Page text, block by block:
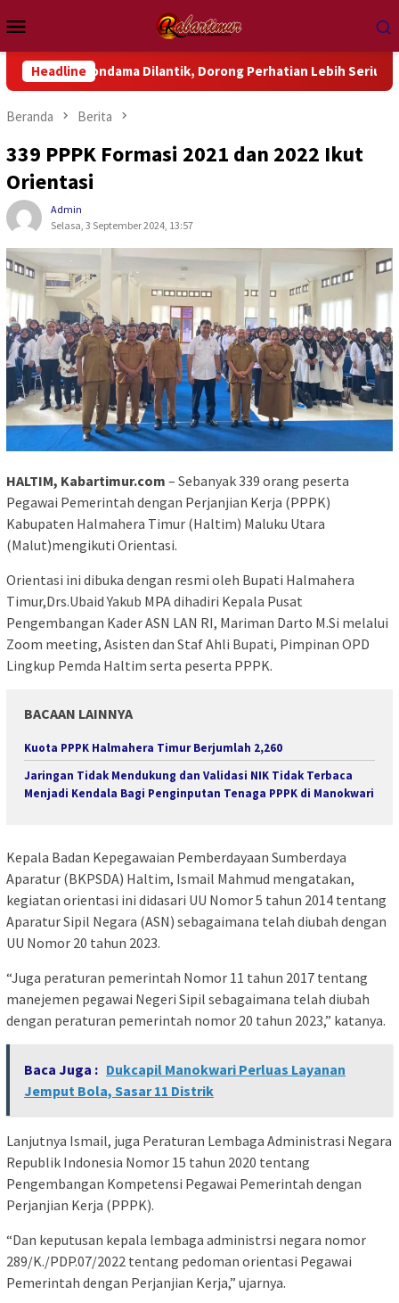
ke
kontenMobile
Headline
Wondama Dilantik, Dorong Perhatian Lebih Serius Terhadap Isu
Beranda Berita
339 PPPK Formasi 2021 dan 2022 Ikut
Orientasi
Admin
Selasa, 3 September 2024, 13:57
HALTIM, Kabartimur.com – Sebanyak 339 orang peserta
Pegawai Pemerintah dengan Perjanjian Kerja (PPPK)
Kabupaten Halmahera Timur (Haltim) Maluku Utara
(Malut)mengikuti Orientasi.
Orientasi ini dibuka dengan resmi oleh Bupati Halmahera
Timur,Drs.Ubaid Yakub MPA dihadiri Kepala Pusat
Pengembangan Kader ASN LAN RI, Mariman Darto M.Si melalui
Zoom meeting, Asisten dan Staf Ahli Bupati, Pimpinan OPD
Lingkup Pemda Haltim serta peserta PPPK.
BACAAN LAINNYA
Kuota PPPK Halmahera Timur Berjumlah 2,260
Jaringan Tidak Mendukung dan Validasi NIK Tidak Terbaca
Menjadi Kendala Bagi Penginputan Tenaga PPPK di Manokwari
Kepala Badan Kepegawaian Pemberdayaan Sumberdaya
Aparatur (BKPSDA) Haltim, Ismail Mahmud mengatakan,
kegiatan orientasi ini didasari UU Nomor 5 tahun 2014 tentang
Aparatur Sipil Negara (ASN) sebagaimana telah diubah dengan
UU Nomor 20 tahun 2023.
“Juga peraturan pemerintah Nomor 11 tahun 2017 tentang
manejemen pegawai Negeri Sipil sebagaimana telah diubah
dengan peraturan pemerintah nomor 20 tahun 2023,” katanya.
Baca Juga : Dukcapil Manokwari Perluas Layanan
Jemput Bola, Sasar 11 Distrik
Lanjutnya Ismail, juga Peraturan Lembaga Administrasi Negara
Republik Indonesia Nomor 15 tahun 2020 tentang
Pengembangan Kompetensi Pegawai Pemerintah dengan
Perjanjian Kerja (PPPK).
“Dan keputusan kepala lembaga administrsi negara nomor
289/K./PDP.07/2022 tentang pedoman orientasi Pegawai
Pemerintah dengan Perjanjian Kerja,” ujarnya.